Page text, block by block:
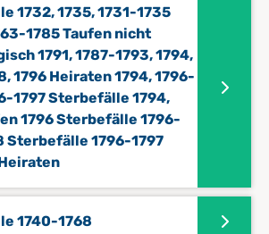
1732, 1735, 1731-1735
1785 Taufen nicht
1791, 1787-1793, 1794,
1796 Heiraten 1794, 1796-
1797 Sterbefälle 1794,
1796 Sterbefälle 1796-
Sterbefälle 1796-1797
1740-1768